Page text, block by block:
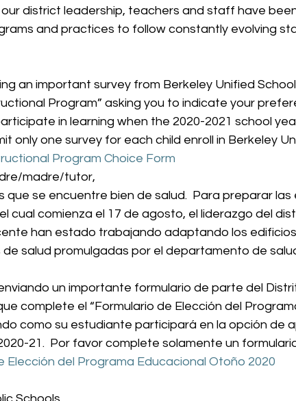
district leadership, teachers and staff have
and practices to follow constantly evolving
an important survey from Berkeley Unified
Program” asking you to indicate your
in learning when the 2020-2021 school
only one survey for each child enroll in Berkeley
Program Choice Form
madre/tutor,
que se encuentre bien de salud.  Para preparar las
cual comienza el 17 de agosto, el liderazgo del
han estado trabajando adaptando los
de salud promulgadas por el departamento de
un importante formulario de parte del
complete el “Formulario de Elección del
como su estudiante participará en la opción de
21.  Por favor complete solamente un
Elección del Programa Educacional Otoño 2020